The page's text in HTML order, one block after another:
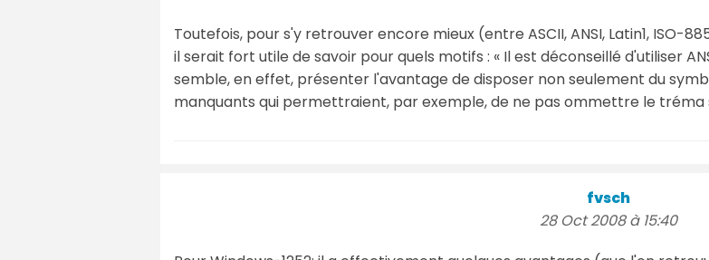
Toutefois, pour s'y retrouver encore mieux (entre ASCII, ANSI, Latin1, ISO-
il serait fort utile de savoir pour quels motifs : « Il est déconseillé d'utiliser
semble, en effet, présenter l'avantage de disposer non seulement du
manquants qui permettraient, par exemple, de ne pas ommettre le tréma
fvsch
28 Oct 2008 à 15:40